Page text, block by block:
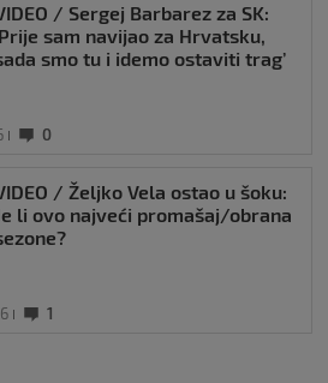
/ Sergej Barbarez za SK:
sam navijao za Hrvatsku,
smo tu i idemo ostaviti trag’
0
/ Željko Vela ostao u šoku:
li ovo najveći promašaj/obrana
1